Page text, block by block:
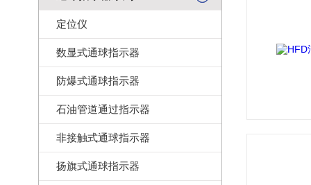
定位仪
数显式通球指示器
防爆式通球指示器
石油管道通过指示器
非接触式通球指示器
扬旗式通球指示器